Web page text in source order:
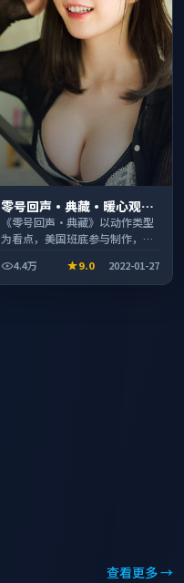
零号回声·典藏·暖心观影
季口碑发酵持续升温
《零号回声·典藏》以动作类型
为看点，美国班底参与制作，叙
段观看。
4.4万 9.0 2022-01-27
查看更多 →